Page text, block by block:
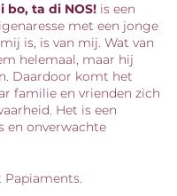
bo, ta di NOS! is een
met een jonge
is, is van mij. Wat van
helemaal, maar hij
Daardoor komt het
familie en vrienden zich
Het is een
en onverwachte